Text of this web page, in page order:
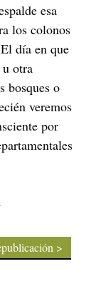
esa
los colonos
día en que
otra
bosques o
veremos
por
>